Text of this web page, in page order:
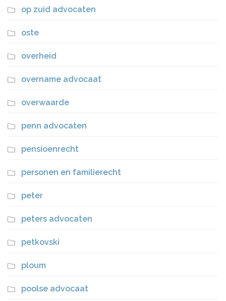
op zuid advocaten
oste
overheid
overname advocaat
overwaarde
penn advocaten
pensioenrecht
personen en familierecht
peter
peters advocaten
petkovski
ploum
poolse advocaat